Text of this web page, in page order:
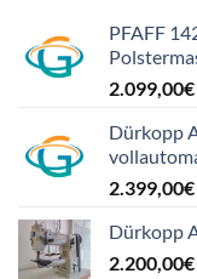
PFAFF
2.099,00€
Dürkopp
2.399,00€
Dürkopp
2.200,00€